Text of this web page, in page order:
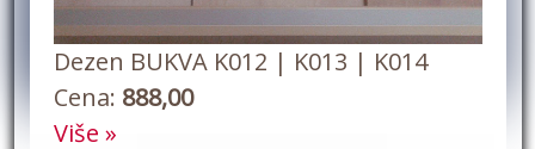
Dezen BUKVA K012 | K013 | K014
Cena: 888,00
Više »